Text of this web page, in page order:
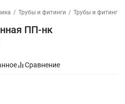
/ Трубы и фитинги / Трубы и фитинги
ПП-нк
Сравнение